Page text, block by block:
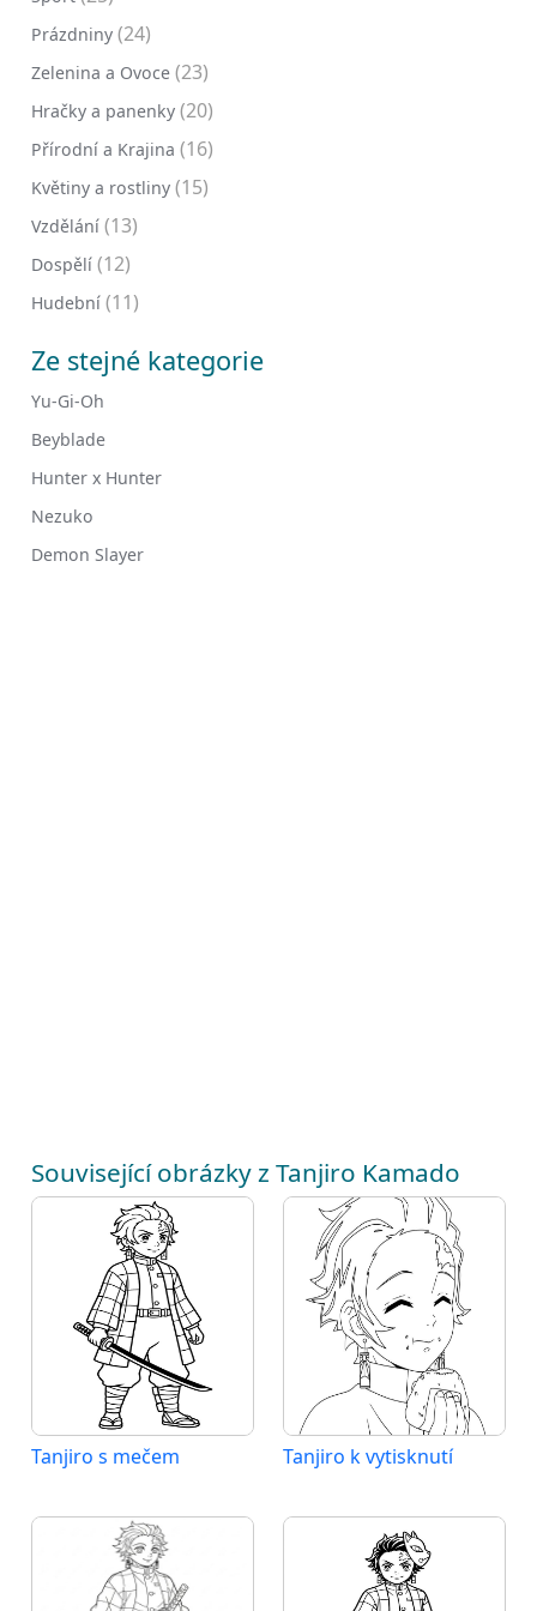
Prázdniny (24)
Zelenina a Ovoce (23)
Hračky a panenky (20)
Přírodní a Krajina (16)
Květiny a rostliny (15)
Vzdělání (13)
Dospělí (12)
Hudební (11)
Ze stejné kategorie
Yu-Gi-Oh
Beyblade
Hunter x Hunter
Nezuko
Demon Slayer
Související obrázky z Tanjiro Kamado
Tanjiro s mečem Tanjiro k vytisknutí